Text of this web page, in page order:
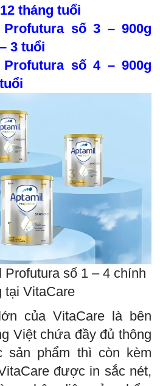
tháng tuổi
số 3 – 900g
3 tuổi
số 4 – 900g
số 1 – 4 chính
tại VitaCare
của VitaCare là bên
Việt chứa đầy đủ thông
sản phẩm thì còn kèm
được in sắc nét,